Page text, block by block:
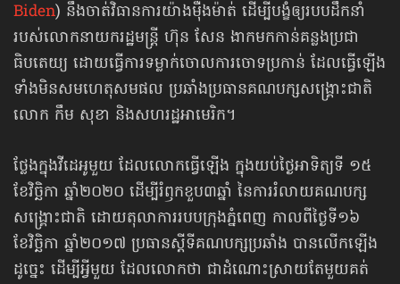
Biden) នឹងចាត់វិធានការយ៉ាងម៉ឺងម៉ាត់ ដើម្បីបង្ខំឲ្យ​របបដឹកនាំ
របស់លោកនាយករដ្ឋមន្ត្រី ហ៊ុន សែន ងាកមកកាន់គន្លងប្រជា
ធិបតេយ្យ ដោយធ្វើការទម្លាក់ចោល​ការចោទប្រកាន់ ដែលធ្វើឡើង​
ទាំងមិនសមហេតុសមផល ប្រឆាំងប្រធានគណបក្សសង្គ្រោះជាតិ
លោក កឹម សុខា និងសហរដ្ឋអាមេរិក។
ថ្លែងក្នុងវីដេអូមួយ ដែលលោក​ធ្វើឡើង ក្នុងយប់ថ្ងៃអាទិត្យទី ១៥
ខែវិច្ឆិកា ឆ្នាំ២០២០ ដើម្បី​រំឭក​ខួប​៣ឆ្នាំ នៃការរំលាយ​គណបក្ស​
សង្គ្រោះជាតិ ដោយតុលាការរបប​ក្រុង​ភ្នំពេញ កាលពី​​ថ្ងៃទី១៦
ខែវិច្ឆិកា ឆ្នាំ២០១៧ ប្រធានស្ដីទីគណបក្សប្រឆាំង បានលើកឡើង
ដូច្នេះ ដើម្បីអ្វីមួយ ដែលលោកថា ជាដំណោះស្រាយតែមួយគត់